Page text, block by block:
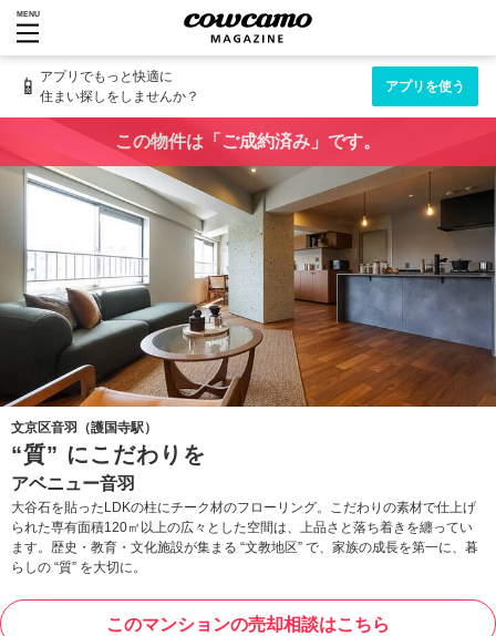
MENU
📱 アプリでもっと快適に
住まい探しをしませんか？
アプリを使う
この物件は「ご成約済み」です。
文京区音羽（護国寺駅）
“質” にこだわりを
アベニュー音羽
大谷石を貼ったLDKの柱にチーク材のフローリング。こだわりの素材で仕上げ
られた専有面積120㎡以上の広々とした空間は、上品さと落ち着きを纏ってい
ます。歴史・教育・文化施設が集まる “文教地区” で、家族の成長を第一に、暮
らしの “質” を大切に。
このマンションの売却相談はこちら